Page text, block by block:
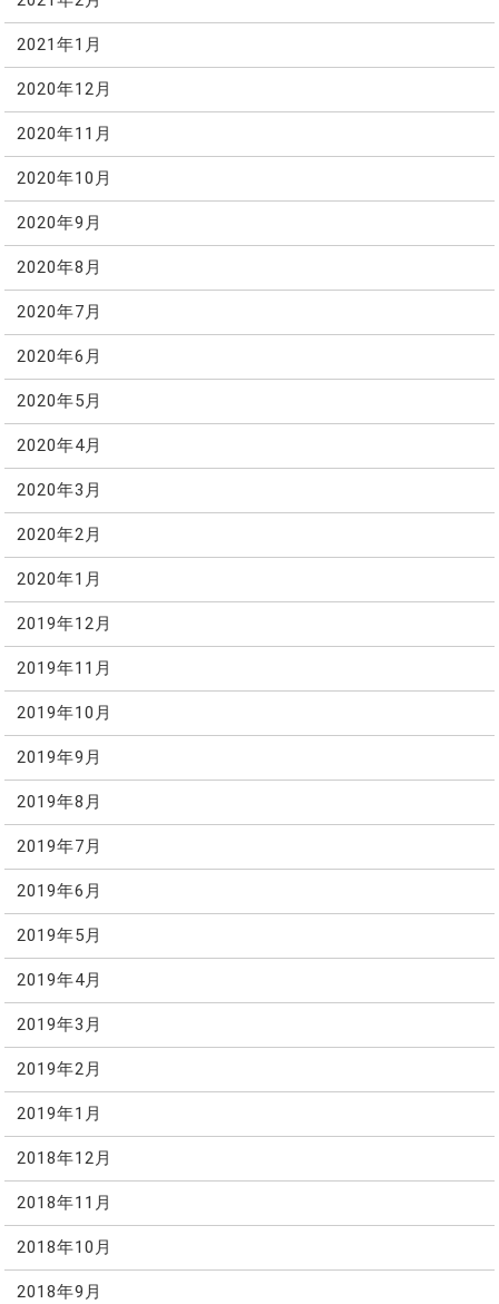
2021年1月
2020年12月
2020年11月
2020年10月
2020年9月
2020年8月
2020年7月
2020年6月
2020年5月
2020年4月
2020年3月
2020年2月
2020年1月
2019年12月
2019年11月
2019年10月
2019年9月
2019年8月
2019年7月
2019年6月
2019年5月
2019年4月
2019年3月
2019年2月
2019年1月
2018年12月
2018年11月
2018年10月
2018年9月